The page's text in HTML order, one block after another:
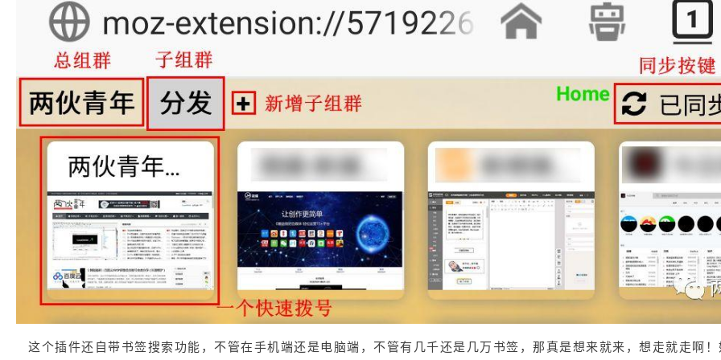
这个插件还自带书签搜索功能，不管在手机端还是电脑端，不管有几千还是几万书签，那真是想来就来，想走就走啊